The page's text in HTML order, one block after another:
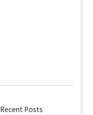
Recent Posts